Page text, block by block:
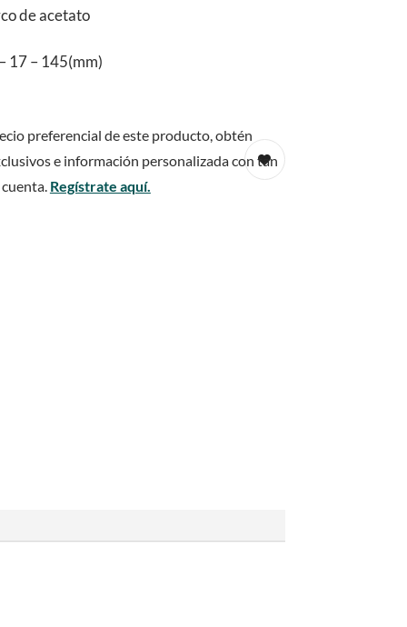
de acetato
17 – 145(mm)
preferencial de este producto, obtén
e información personalizada con tan
Regístrate aquí.